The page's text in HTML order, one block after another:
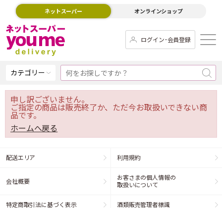
ネットスーパー オンラインショップ
ログイン･会員登録
カテゴリー
申し訳ございません。
ご指定の商品は販売終了か、ただ今お取扱いできない商
品です。
ホームへ戻る
配送エリア 利用規約
会社概要
お客さまの個人情報の
取扱いについて
特定商取引法に基づく表示 酒類販売管理者標識